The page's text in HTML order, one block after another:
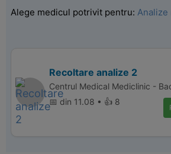
Alege medicul potrivit pentru: Analize
Recoltare analize 2
Centrul Medical Mediclinic -
📅 din 11.08 • 👍 8